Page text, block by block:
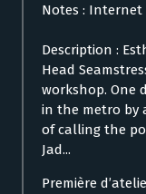
Notes : Internet
Description :
Head
workshop. One
in the metro by
of calling the
Jad...
Première